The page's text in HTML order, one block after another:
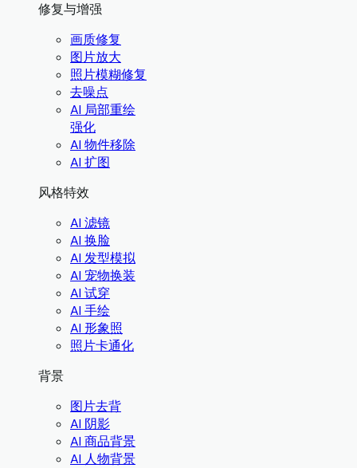
修复与增强
画质修复
图片放大
照片模糊修复
去噪点
AI 局部重绘
强化
AI 物件移除
AI 扩图
风格特效
AI 滤镜
AI 换脸
AI 发型模拟
AI 宠物换装
AI 试穿
AI 手绘
AI 形象照
照片卡通化
背景
图片去背
AI 阴影
AI 商品背景
AI 人物背景